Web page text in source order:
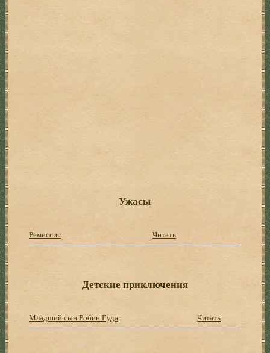
Ужасы
Ремиссия Читать
Детские приключения
Младший сын Робин Гуда Читать